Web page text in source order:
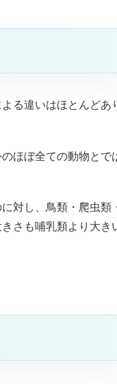
る違いはほとんどあ
ほぼ全ての動物とで
対し、鳥類・爬虫類
さも哺乳類より大き